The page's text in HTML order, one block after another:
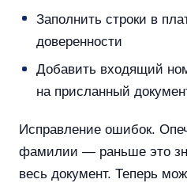
Заполнить строки в
доверенности
Добавить входящий
на присланный
Исправление ошибок.
фамилии — раньше это
весь документ. Теперь